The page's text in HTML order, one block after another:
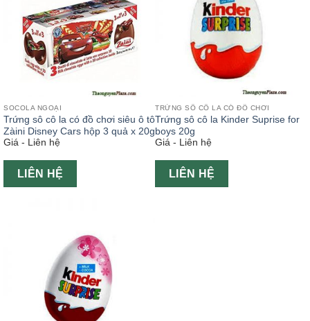
SOCOLA NGOẠI
Trứng sô cô la có đồ chơi siêu ô tô
Zàini Disney Cars hộp 3 quả x 20g
Giá - Liên hệ
LIÊN HỆ
TRỨNG SÔ CÔ LA CÓ ĐỒ CHƠI
Trứng sô cô la Kinder Suprise for
boys 20g
Giá - Liên hệ
LIÊN HỆ